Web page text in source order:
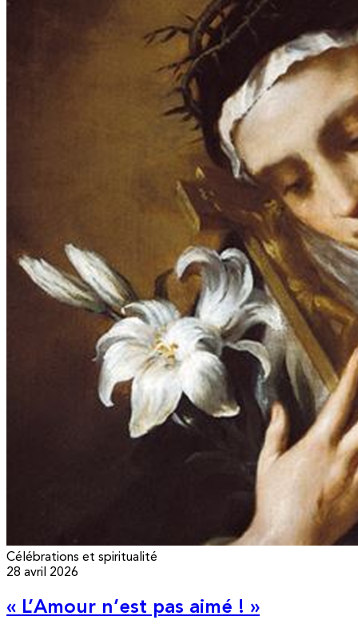
Célébrations et spiritualité
28 avril 2026
« L’Amour n’est pas aimé ! »